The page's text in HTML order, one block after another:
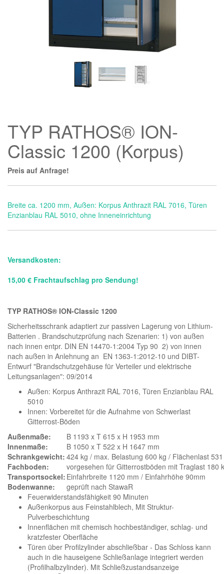
TYP RATHOS® ION-
Classic 1200 (Korpus)
Preis auf Anfrage!
Breite ca. 1200 mm, Außen: Korpus Anthrazit RAL 7016, Türen
Enzianblau RAL 5010, ohne Inneneinrichtung
Versandkosten:
15,00 € Frachtaufschlag pro Sendung!
TYP RATHOS® ION-Classic 1200
Sicherheitsschrank adaptiert zur passiven Lagerung von Lithium-
Batterien . Brandschutzprüfung nach Szenarien: 1) von außen
nach innen entpr. DIN EN 14470-1:2004 Typ 90 2) von innen
nach außen in Anlehnung an EN 1363-1:2012-10 und DIBT-
Entwurf "Brandschutzgehäuse für Verteiler und elektrische
Leitungsanlagen": 09/2014
Außen: Korpus Anthrazit RAL 7016, Türen Enzianblau RAL
5010
Innen: Vorbereitet für die Aufnahme von Schwerlast
Gitterrost-Böden
Außenmaße:
B 1193 x T 615 x H 1953 mm
Innenmaße:
B 1050 x T 522 x H 1647 mm
Schrankgewicht: 424 kg / max. Belastung 600 kg / Flächenlast 531
Fachboden:
vorgesehen für Gitterrostböden mit Traglast 180
Transportsockel: Einfahrbreite 1120 mm / Einfahrhöhe 90mm
Bodenwanne:
geprüft nach StawaR
Feuerwiderstandsfähigkeit 90 Minuten
Außenkorpus aus Feinstahlblech, Mit Struktur-
Pulverbeschichtung
Innenflächen mit chemisch hochbeständiger, schlag- und
kratzfester Oberfläche
Türen über Profilzylinder abschließbar - Das Schloss kann
auch in die hauseigene Schließanlage integriert werden
(Profilhalbzylinder). Mit Schließzustandsanzeige